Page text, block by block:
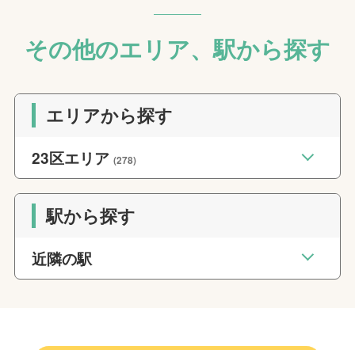
その他のエリア、駅から探す
エリアから探す
23区エリア(278)
駅から探す
近隣の駅